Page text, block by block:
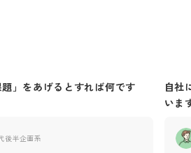
」をあげるとすれば何です
後半企画系
自社
いま